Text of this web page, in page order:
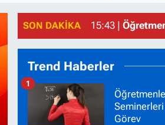
SON DAKIKA 15:43 |
Trend Haberler
Görev
1